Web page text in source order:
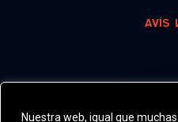
Nuestra web, igual que
AVÍS